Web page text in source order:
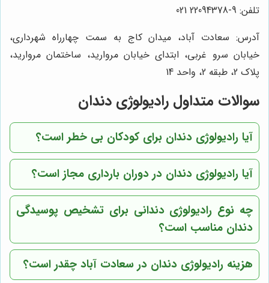
تلفن: 9-22094378 021
آدرس: سعادت آباد، میدان کاج به سمت چهارراه شهرداری،
خیابان سرو غربی، ابتدای خیابان مروارید، ساختمان مروارید،
پلاک 2، طبقه 2، واحد 14
سوالات متداول رادیولوژی دندان
آیا رادیولوژی دندان برای کودکان بی خطر است؟
آیا رادیولوژی دندان در دوران بارداری مجاز است؟
چه نوع رادیولوژی دندانی برای تشخیص پوسیدگی
دندان مناسب است؟
هزینه رادیولوژی دندان در سعادت آباد چقدر است؟